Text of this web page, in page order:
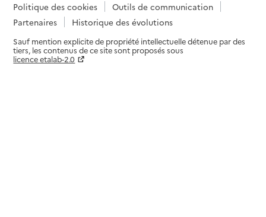
Politique des cookies
Outils de communication
Partenaires
Historique des évolutions
Sauf mention explicite de propriété intellectuelle détenue par des
tiers, les contenus de ce site sont proposés sous
licence etalab-2.0